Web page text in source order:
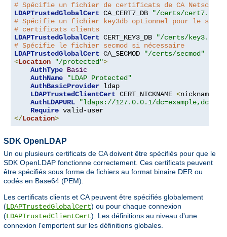
# Spécifie un fichier de certificats de CA Netscape
LDAPTrustedGlobalCert CA_CERT7_DB
"/certs/cert7.db"
# Spécifie un fichier key3db optionnel pour le
# certificats clients
LDAPTrustedGlobalCert CERT_KEY3_DB
"/certs/key3.db"
# Spécifie le fichier secmod si nécessaire
LDAPTrustedGlobalCert CA_SECMOD
"/certs/secmod"
<Location "/protected">
AuthType Basic
AuthName
"LDAP Protected"
AuthBasicProvider ldap
LDAPTrustedClientCert CERT_NICKNAME <nickname
AuthLDAPURL
"ldaps://127.0.0.1/
Require
</Location>
SDK OpenLDAP
Un ou plusieurs certificats de CA doivent être spécifiés pour que le
SDK OpenLDAP fonctionne correctement. Ces certificats peuvent
être spécifiés sous forme de fichiers au format binaire DER ou
codés en Base64 (PEM).
Les certificats clients et CA peuvent être spécifiés globalement
(LDAPTrustedGlobalCert) ou pour chaque connexion
(LDAPTrustedClientCert). Les définitions au niveau d'une
connexion l'emportent sur les définitions globales.